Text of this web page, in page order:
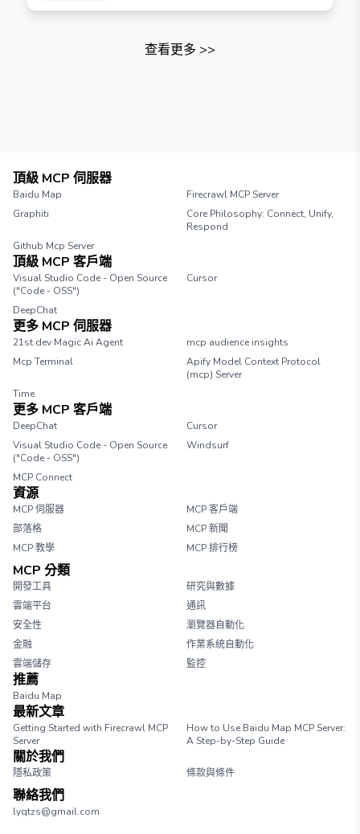
查看更多 >>
頂級 MCP 伺服器
Baidu Map
Firecrawl MCP Server
Graphiti
Core Philosophy: Connect, Unify,
Respond
Github Mcp Server
頂級 MCP 客戶端
Visual Studio Code - Open Source
("Code - OSS")
Cursor
DeepChat
更多 MCP 伺服器
21st.dev Magic Ai Agent
mcp audience insights
Mcp Terminal
Apify Model Context Protocol
(mcp) Server
Time
更多 MCP 客戶端
DeepChat
Cursor
Visual Studio Code - Open Source
("Code - OSS")
Windsurf
MCP Connect
資源
MCP 伺服器
MCP 客戶端
部落格
MCP 新聞
MCP 教學
MCP 排行榜
MCP 分類
開發工具
研究與數據
雲端平台
通訊
安全性
瀏覽器自動化
金融
作業系統自動化
雲端儲存
監控
推薦
Baidu Map
最新文章
Getting Started with Firecrawl MCP
Server
How to Use Baidu Map MCP Server:
A Step-by-Step Guide
關於我們
隱私政策 條款與條件
聯絡我們
lyqtzs@gmail.com